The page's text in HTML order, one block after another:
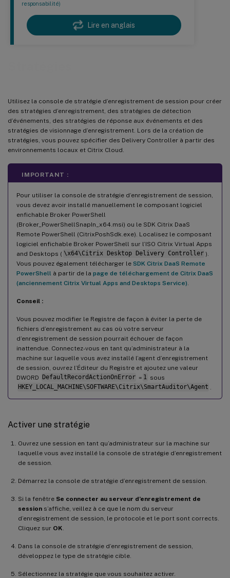
responsabilité)
Lire en anglais
Utilisez la console de stratégie d’enregistrement de session pour créer
des stratégies d’enregistrement, des stratégies de détection
d’événements, des stratégies de réponse aux événements et des
stratégies de visionnage d’enregistrement. Lors de la création de
stratégies, vous pouvez spécifier des Delivery Controller à partir des
environnements locaux et Citrix Cloud.
IMPORTANT :
Pour utiliser la console de stratégie d’enregistrement de session,
vous devez avoir installé manuellement le composant logiciel
enfichable Broker PowerShell
(Broker_PowerShellSnapIn_x64.msi) ou le SDK Citrix DaaS
Remote PowerShell (CitrixPoshSdk.exe). Localisez le composant
logiciel enfichable Broker PowerShell sur l’ISO Citrix Virtual Apps
and Desktops ( \x64\Citrix Desktop Delivery Controller ).
Vous pouvez également télécharger le SDK Citrix DaaS Remote
PowerShell à partir de la page de téléchargement de Citrix DaaS
(anciennement Citrix Virtual Apps and Desktops Service)
Conseil :
Vous pouvez modifier le Registre de façon à éviter la perte de
fichiers d’enregistrement au cas où votre serveur
d’enregistrement de session pourrait échouer de façon
inattendue. Connectez-vous en tant qu’administrateur à la
machine sur laquelle vous avez installé l’agent d’enregistrement
de session, ouvrez l’Éditeur du Registre et ajoutez une valeur
DWORD
DefaultRecordActionOnError = 1 sous
HKEY_LOCAL_MACHINE\SOFTWARE\Citrix\SmartAuditor\Agent
Activer une stratégie
Ouvrez une session en tant qu’administrateur sur la machine sur
laquelle vous avez installé la console de stratégie d’enregistrement
de session.
Démarrez la console de stratégie d’enregistrement de session.
Si la fenêtre Se connecter au serveur d’enregistrement de
session s’affiche, veillez à ce que le nom du serveur
d’enregistrement de session, le protocole et le port sont corrects.
Cliquez sur OK
Dans la console de stratégie d’enregistrement de session,
développez le type de stratégie cible.
Sélectionnez la stratégie que vous souhaitez activer.